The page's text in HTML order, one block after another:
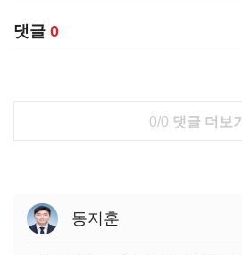
댓글 0
0/0 댓글 더보기
동지훈